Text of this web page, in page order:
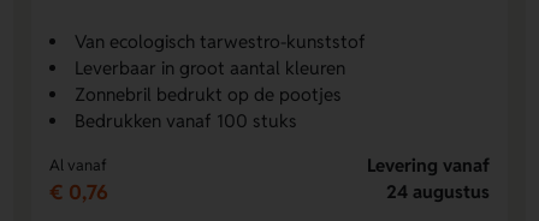
Van ecologisch tarwestro-kunststof
Leverbaar in groot aantal kleuren
Zonnebril bedrukt op de pootjes
Bedrukken vanaf 100 stuks
Al vanaf
€ 0,76
Levering vanaf
24 augustus